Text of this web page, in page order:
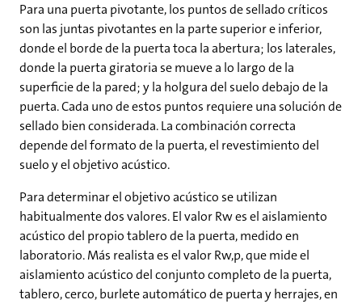
Para una puerta pivotante, los puntos de sellado críticos
son las juntas pivotantes en la parte superior e inferior,
donde el borde de la puerta toca la abertura; los laterales,
donde la puerta giratoria se mueve a lo largo de la
superficie de la pared; y la holgura del suelo debajo de la
puerta. Cada uno de estos puntos requiere una solución de
sellado bien considerada. La combinación correcta
depende del formato de la puerta, el revestimiento del
suelo y el objetivo acústico.
Para determinar el objetivo acústico se utilizan
habitualmente dos valores. El valor Rw es el aislamiento
acústico del propio tablero de la puerta, medido en
laboratorio. Más realista es el valor Rw,p, que mide el
aislamiento acústico del conjunto completo de la puerta,
tablero, cerco, burlete automático de puerta y herrajes, en